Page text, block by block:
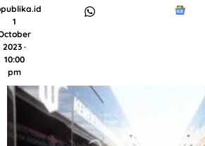
1
2023 ·
10:00
pm